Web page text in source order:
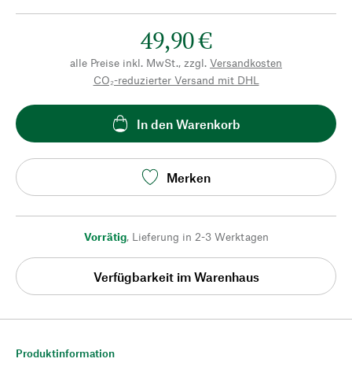
49,90 €
alle Preise inkl. MwSt., zzgl. Versandkosten
CO₂-reduzierter Versand mit DHL
In den Warenkorb
Merken
Vorrätig, Lieferung in 2-3 Werktagen
Verfügbarkeit im Warenhaus
Produktinformation